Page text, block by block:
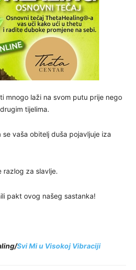
mnogo laži na svom putu prije nego
tijelima.
vaša obitelj duša pojavljuje iza
razlog za slavlje.
pakt ovog našeg sastanka!
Svi Mi u Visokoj Vibraciji